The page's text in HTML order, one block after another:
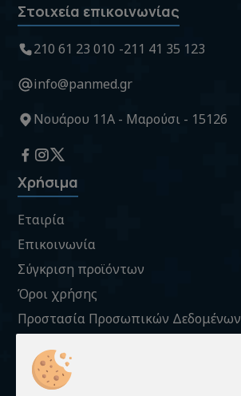
Στοιχεία επικοινωνίας
210 61 23 010 211 41 35 123
info@panmed.gr
Νουάρου 11Α - Μαρούσι - 15126
Χρήσιμα
Εταιρία
Επικοινωνία
Σύγκριση προϊόντων
Όροι χρήσης
Προστασία Προσωπικών Δεδομένων
Πληροφορίες